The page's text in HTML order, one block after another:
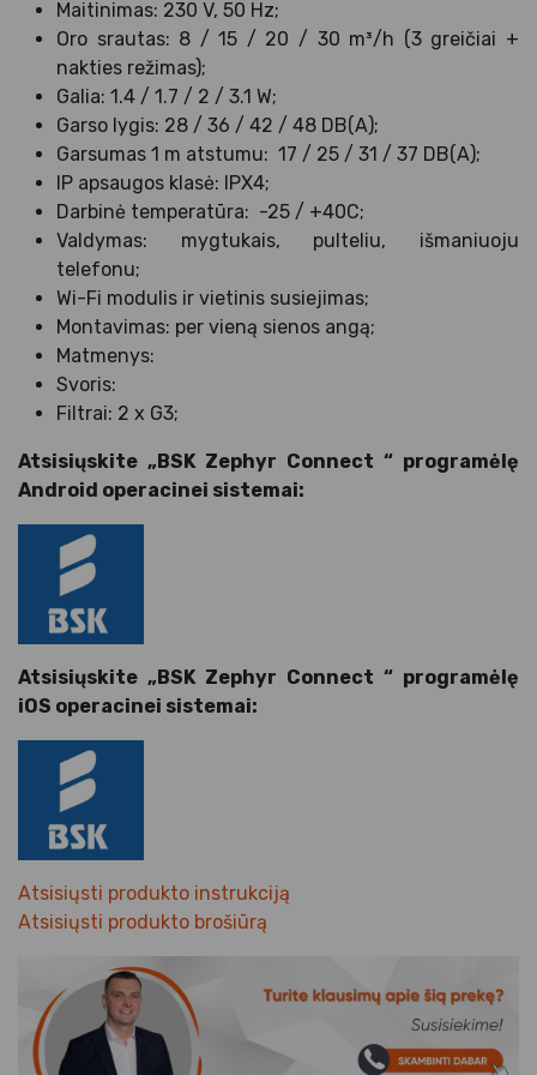
Maitinimas: 230 V, 50 Hz;
Oro srautas: 8 / 15 / 20 / 30 m³/h (3 greičiai +
nakties režimas);
Galia: 1.4 / 1.7 / 2 / 3.1 W;
Garso lygis: 28 / 36 / 42 / 48 DB(A);
Garsumas 1 m atstumu: 17 / 25 / 31 / 37 DB(A);
IP apsaugos klasė: IPX4;
Darbinė temperatūra: -25 / +40C;
Valdymas: mygtukais, pulteliu, išmaniuoju
telefonu;
Wi-Fi modulis ir vietinis susiejimas;
Montavimas: per vieną sienos angą;
Matmenys:
Svoris:
Filtrai: 2 x G3;
Atsisiųskite „BSK Zephyr Connect “ programėlę
Android operacinei sistemai:
Atsisiųskite „BSK Zephyr Connect “ programėlę
iOS operacinei sistemai:
Atsisiųsti produkto instrukciją
Atsisiųsti produkto brošiūrą